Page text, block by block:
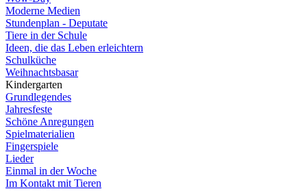
Moderne Medien
Stundenplan - Deputate
Tiere in der Schule
Ideen, die das Leben erleichtern
Schulküche
Weihnachtsbasar
Kindergarten
Grundlegendes
Jahresfeste
Schöne Anregungen
Spielmaterialien
Fingerspiele
Lieder
Einmal in der Woche
Im Kontakt mit Tieren